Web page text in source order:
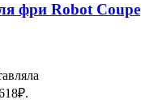
фри Robot Coupe